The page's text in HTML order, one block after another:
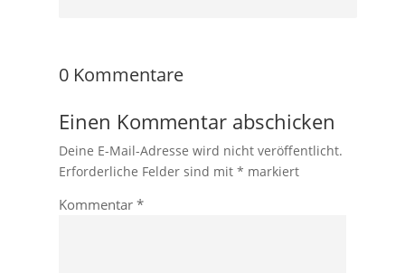
0 Kommentare
Einen Kommentar abschicken
Deine E-Mail-Adresse wird nicht veröffentlicht.
Erforderliche Felder sind mit * markiert
Kommentar *